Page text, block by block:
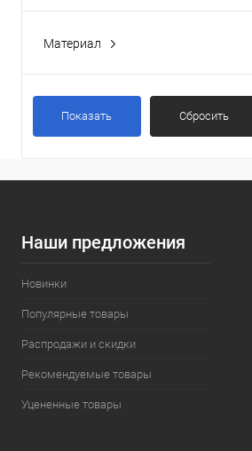
Материал
Показать Сбросить
Наши предложения
Новинки
Популярные товары
Распродажи и скидки
Рекомендуемые товары
Уцененные товары